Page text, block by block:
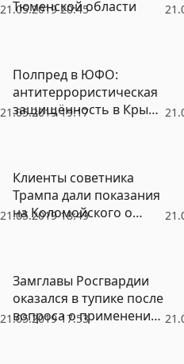
21.05.2019 20:45
Тюменской области
21.05.2019 19:17
Полпред в ЮФО:
антитеррористическая
защищённость в Крыму
21.05.2019 18:49
Клиенты советника
Трампа дали показания
на Коломойского о
21.05.2019 17:53
Замглавы Росгвардии
оказался в тупике после
вопроса о применении